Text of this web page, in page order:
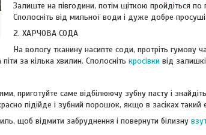
Залиште на півгодини, потім щіткою пройдіться по
Сполосніть від мильної води і дуже добре
2. ХАРЧОВА СОДА
На вологу тканину насипте соди, протріть гумову
піти за кілька хвилин. Сполосніть кросівки від
приготуйте саме відбілюючу зубну пасту і
підійде і зубний порошок, якщо в засіках
щоб відмити забруднення і повернути білизну